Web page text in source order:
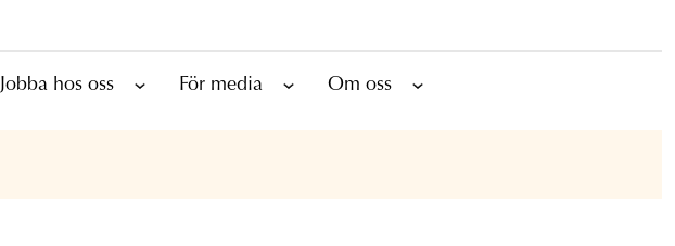
Jobba hos oss För media Om oss